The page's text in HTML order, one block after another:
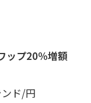
プ20％増額
ド/円